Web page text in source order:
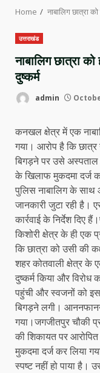
Home नाबालिग छात्रा
उत्तराखंड
नाबालिग छात्रा
दुष्कर्म
admin
कनखल क्षेत्र में एक
गया। आरोप है कि
बिगड़ने पर उसे अस्पताल
के खिलाफ मुकदमा दर्ज
पुलिस नाबालिग के साथ
जानकारी जुटा रही है।
कार्रवाई के निर्देश
किशोरी क्षेत्र के ही एक
कि छात्रा को उसी की
शहर कोतवाली क्षेत्र
दुष्कर्म किया और विरोध
पहुंची और स्वजनों को
बिगड़ने लगी। आननफानन
गया।जगजीतपुर चौकी
की शिकायत पर
मुकदमा दर्ज कर लिया
स्पष्ट नहीं हो पाया है।